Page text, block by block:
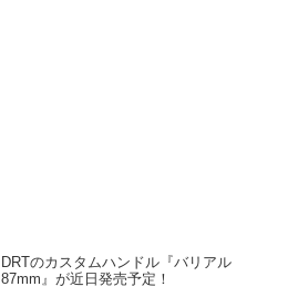
DRTのカスタムハンドル『バリアル
87mm』が近日発売予定！